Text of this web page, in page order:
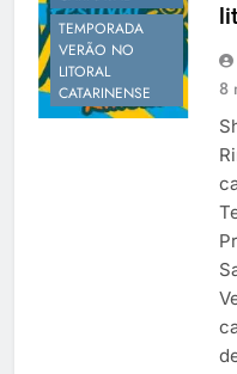
TEMPORADA
VERÃO NO
LITORAL
CATARINENSE
8